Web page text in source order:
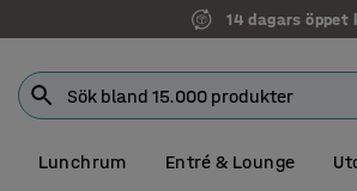
14 dagars öppet
Lunchrum Entré & Lounge